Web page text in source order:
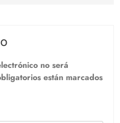
no será
están marcados